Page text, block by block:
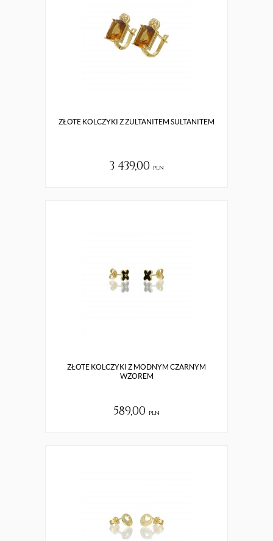
ZŁOTE KOLCZYKI Z ZULTANITEM SULTANITEM
3 439,00 pln
ZŁOTE KOLCZYKI Z MODNYM CZARNYM
WZOREM
589,00 pln